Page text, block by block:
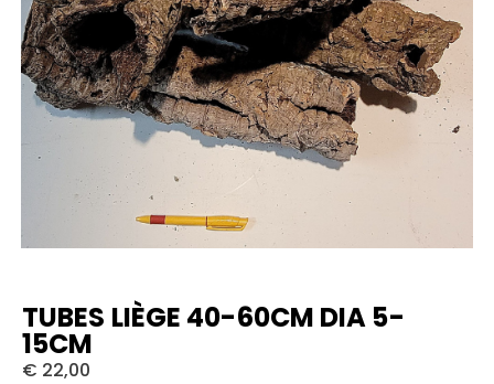
TUBES LIÈGE 40-60CM DIA 5-
15CM
€ 22,00